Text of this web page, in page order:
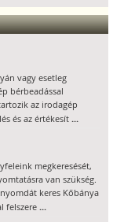
vagy esetleg
bérbeadással
az irodagép
és az értékesít ...
megkeresését,
van szükség.
keres Kőbánya
felszere ...